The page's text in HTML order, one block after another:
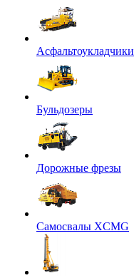
Асфальтоукладчики
Бульдозеры
Дорожные фрезы
Самосвалы XCMG